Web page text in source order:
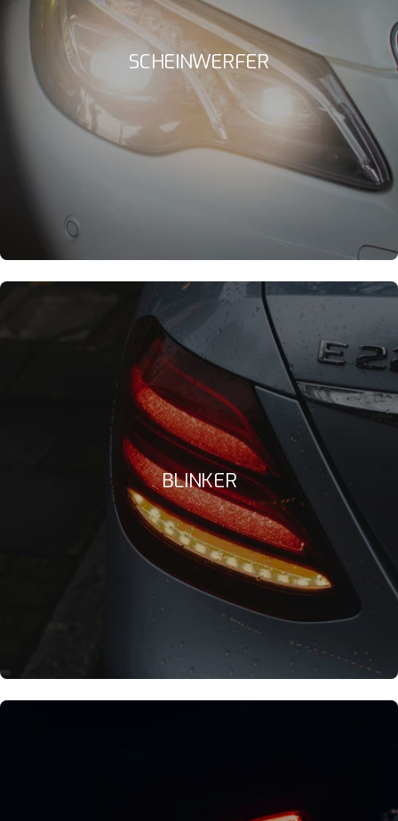
SCHEINWERFER
BLINKER